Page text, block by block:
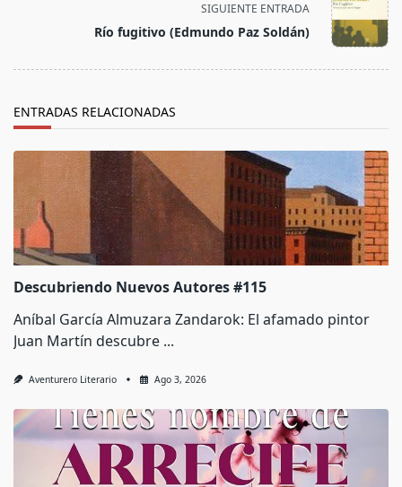
SIGUIENTE ENTRADA
Río fugitivo (Edmundo Paz Soldán)
ENTRADAS RELACIONADAS
Descubriendo Nuevos Autores #115
Aníbal García Almuzara Zandarok: El afamado pintor
Juan Martín descubre ...
Aventurero Literario Ago 3, 2026